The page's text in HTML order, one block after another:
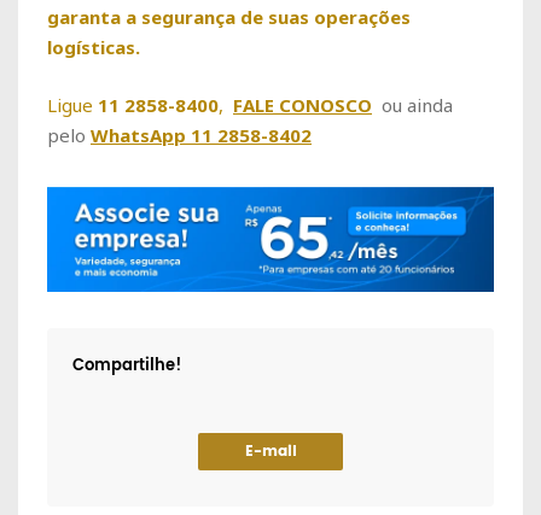
garanta a segurança de suas operações
logísticas.
Ligue 11 2858-8400, FALE CONOSCO ou ainda
pelo WhatsApp 11 2858-8402
Compartilhe!
E-mail